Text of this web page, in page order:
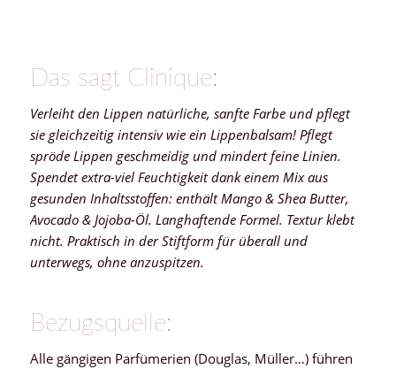
Das sagt Clinique:
Verleiht den Lippen natürliche, sanfte Farbe und pflegt
sie gleichzeitig intensiv wie ein Lippenbalsam! Pflegt
spröde Lippen geschmeidig und mindert feine Linien.
Spendet extra-viel Feuchtigkeit dank einem Mix aus
gesunden Inhaltsstoffen: enthält Mango & Shea Butter,
Avocado & Jojoba-Öl. Langhaftende Formel. Textur klebt
nicht. Praktisch in der Stiftform für überall und
unterwegs, ohne anzuspitzen.
Bezugsquelle:
Alle gängigen Parfümerien (Douglas, Müller…) führen